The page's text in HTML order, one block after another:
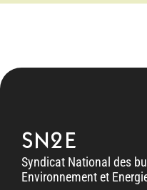
SN2E
Syndicat National des
Environnement et